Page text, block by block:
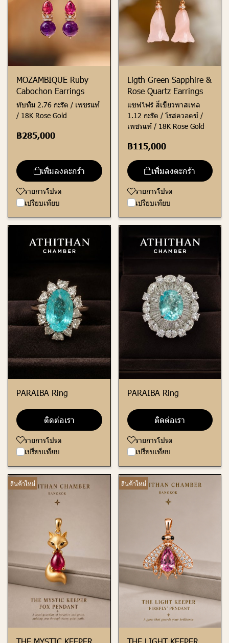
MOZAMBIQUE Ruby
Cabochon Earrings
ทับทิม 2.76 กะรัต / เพชรแท้
/ 18K Rose Gold
฿285,000
เพิ่มลงตะกร้า
รายการโปรด
เปรียบเทียบ
Ligth Green Sapphire &
Rose Quartz Earrings
แซฟไฟร์ สีเขียวพาสเทล
1.12 กะรัต / โรสควอตซ์ /
เพชรแท้ / 18K Rose Gold
฿115,000
เพิ่มลงตะกร้า
รายการโปรด
เปรียบเทียบ
PARAIBA Ring
ติดต่อเรา
รายการโปรด
เปรียบเทียบ
PARAIBA Ring
ติดต่อเรา
รายการโปรด
เปรียบเทียบ
สินค้าใหม่ สินค้าใหม่